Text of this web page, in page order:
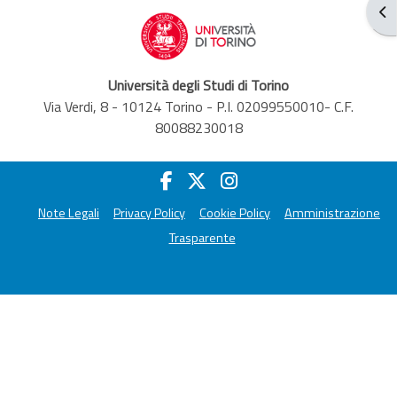
打
Università degli Studi di Torino
Via Verdi, 8 - 10124 Torino - P.I. 02099550010- C.F.
80088230018
Note Legali Privacy Policy Cookie Policy
Amministrazione
Trasparente